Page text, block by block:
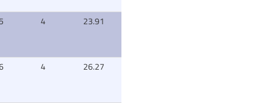
4 23.91
4 26.27